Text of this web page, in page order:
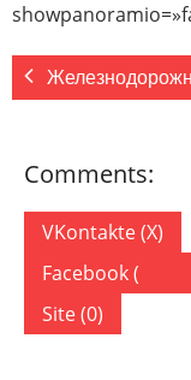
Comments:
VKontakte (X)
Facebook (
Site (0)